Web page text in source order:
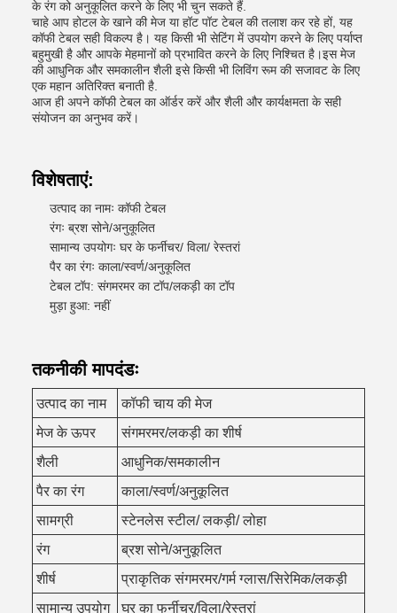
के रंग को अनुकूलित करने के लिए भी चुन सकते हैं.
चाहे आप होटल के खाने की मेज या हॉट पॉट टेबल की तलाश कर रहे हों, यह
कॉफी टेबल सही विकल्प है। यह किसी भी सेटिंग में उपयोग करने के लिए पर्याप्त
बहुमुखी है और आपके मेहमानों को प्रभावित करने के लिए निश्चित है।इस मेज
की आधुनिक और समकालीन शैली इसे किसी भी लिविंग रूम की सजावट के लिए
एक महान अतिरिक्त बनाती है.
आज ही अपने कॉफी टेबल का ऑर्डर करें और शैली और कार्यक्षमता के सही
संयोजन का अनुभव करें।
विशेषताएं:
उत्पाद का नामः कॉफी टेबल
रंगः ब्रश सोने/अनुकूलित
सामान्य उपयोगः घर के फर्नीचर/ विला/ रेस्तरां
पैर का रंगः काला/स्वर्ण/अनुकूलित
टेबल टॉप: संगमरमर का टॉप/लकड़ी का टॉप
मुड़ा हुआ: नहीं
तकनीकी मापदंडः
उत्पाद का नाम
कॉफी चाय की मेज
मेज के ऊपर
संगमरमर/लकड़ी का शीर्ष
शैली
आधुनिक/समकालीन
पैर का रंग
काला/स्वर्ण/अनुकूलित
सामग्री
स्टेनलेस स्टील/ लकड़ी/ लोहा
रंग
ब्रश सोने/अनुकूलित
शीर्ष
प्राकृतिक संगमरमर/गर्म ग्लास/सिरेमिक/लकड़ी
सामान्य उपयोग
घर का फर्नीचर/विला/रेस्तरां